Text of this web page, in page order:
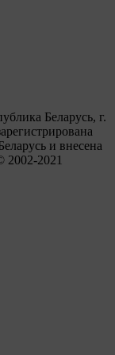
Беларусь, г.
и внесена
2002-2021